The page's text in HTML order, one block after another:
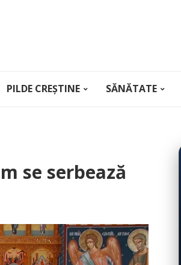
PILDE CREȘTINE SĂNĂTATE
se serbează